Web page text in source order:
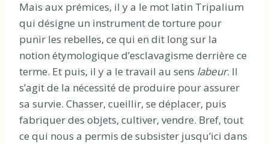
Mais aux prémices, il y a le mot latin Tripalium
qui désigne un instrument de torture pour
punir les rebelles, ce qui en dit long sur la
notion étymologique d’esclavagisme derrière ce
terme. Et puis, il y a le travail au sens labeur. Il
s’agit de la nécessité de produire pour assurer
sa survie. Chasser, cueillir, se déplacer, puis
fabriquer des objets, cultiver, vendre. Bref, tout
ce qui nous a permis de subsister jusqu’ici dans